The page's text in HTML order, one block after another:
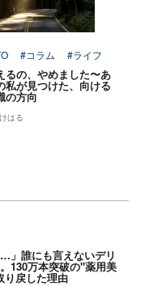
#コラム #ライフ
るの、やめました〜あ
私が見つけた、向ける
の方向
はる
」誰にも言えないデリ
130万本突破の"薬用美
り戻した理由